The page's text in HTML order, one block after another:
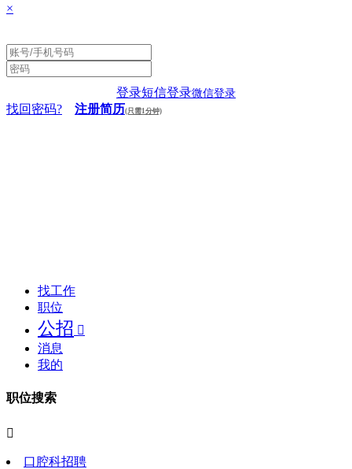
×
登录短信登录微信登录
找回密码? 注册简历(只需1分钟)
找工作
职位
公招 
消息
我的
职位搜索

口腔科招聘